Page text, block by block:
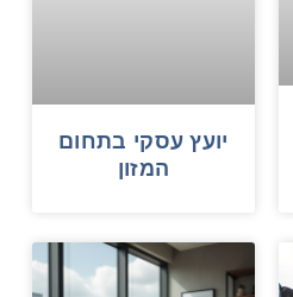
יועץ עסקי בתחום
המזון